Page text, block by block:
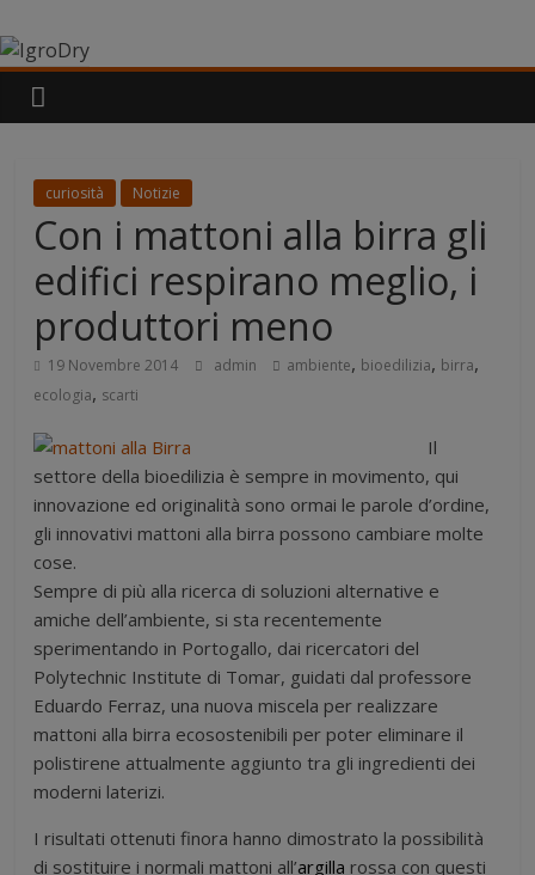
al
contenuto
IgroDry
miglior
per
muri
umidi
attualmente
commercio
curiosità Notizie
Con i mattoni alla birra gli
edifici respirano meglio, i
produttori meno
19 Novembre 2014 admin ambiente, bioedilizia, birra,
ecologia, scarti
Il
settore della bioedilizia è sempre in movimento, qui
innovazione ed originalità sono ormai le parole d’ordine,
gli innovativi mattoni alla birra possono cambiare molte
cose.
Sempre di più alla ricerca di soluzioni alternative e
amiche dell’ambiente, si sta recentemente
sperimentando in Portogallo, dai ricercatori del
Polytechnic Institute di Tomar, guidati dal professore
Eduardo Ferraz, una nuova miscela per realizzare
mattoni alla birra ecosostenibili per poter eliminare il
polistirene attualmente aggiunto tra gli ingredienti dei
moderni laterizi.
I risultati ottenuti finora hanno dimostrato la possibilità
di sostituire i normali mattoni all’argilla rossa con questi